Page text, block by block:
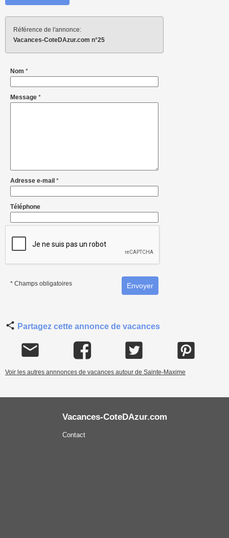
Référence de l'annonce:
Vacances-CoteDAzur.com n°25
Nom *
Message *
Adresse e-mail *
Téléphone
* Champs obligatoires
Partagez cette annonce de vacances
Voir les autres annnonces de vacances autour de Sainte-Maxime
Vacances-CoteDAzur.com
Contact